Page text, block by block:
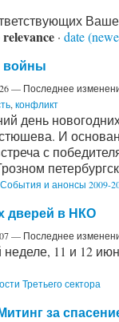
relevance · date
войны
— Последнее
, конфликт
день
И
с
События и анонсы 2009-
дверей в НКО
— Последнее
11 и 12
Третьего сектора
за